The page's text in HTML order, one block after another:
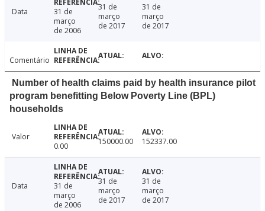
Data
31 de
março
de 2006
31 de
março
de 2017
31 de
março
de 2017
Comentário
Number of health claims paid by health insurance pilot
program benefitting Below Poverty Line (BPL)
households
Valor
0.00
150000.00 152337.00
Data
31 de
março
de 2006
31 de
março
de 2017
31 de
março
de 2017